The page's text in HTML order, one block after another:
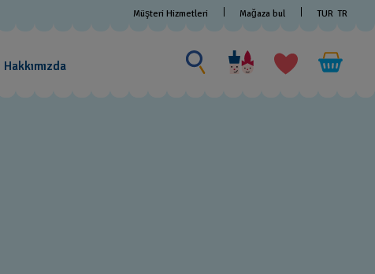
Müşteri Hizmetleri Mağaza bul TUR TR
Hakkımızda
Bir
şey
ara